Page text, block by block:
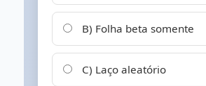
B) Folha beta somente
C) Laço aleatório